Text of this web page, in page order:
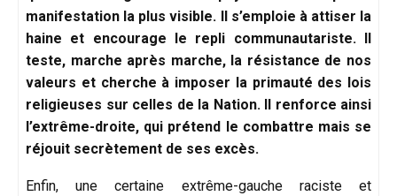
manifestation la plus visible. Il s’emploie à attiser la
haine et encourage le repli communautariste. Il
teste, marche après marche, la résistance de nos
valeurs et cherche à imposer la primauté des lois
religieuses sur celles de la Nation. Il renforce ainsi
l’extrême-droite, qui prétend le combattre mais se
réjouit secrètement de ses excès.
Enfin, une certaine extrême-gauche raciste et